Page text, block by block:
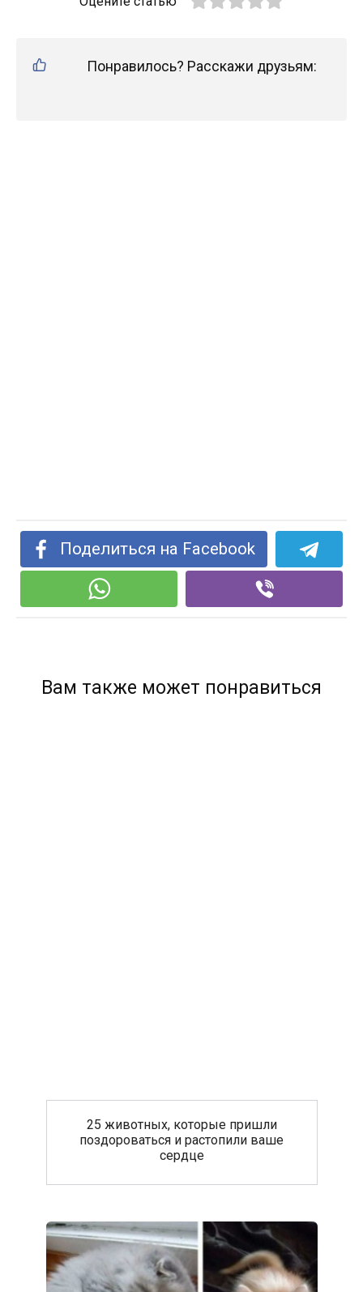
Понравилось? Расскажи друзьям:
Поделиться на Facebook
Вам также может понравиться
25 животных, которые пришли
поздороваться и растопили ваше
сердце